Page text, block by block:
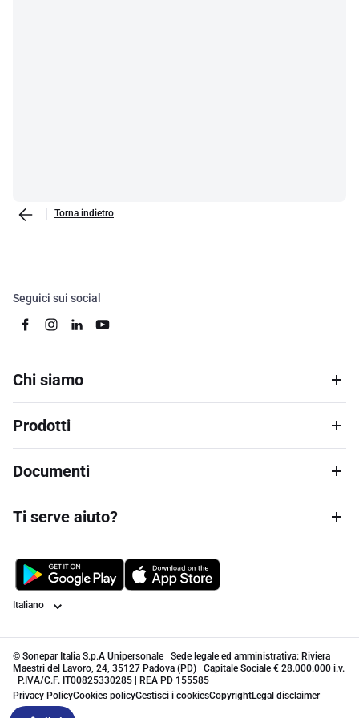
Torna indietro
Seguici sui social
Chi siamo
Prodotti
Documenti
Ti serve aiuto?
Lingua
© Sonepar Italia S.p.A Unipersonale | Sede legale ed amministrativa: Riviera
Maestri del Lavoro, 24, 35127 Padova (PD) | Capitale Sociale € 28.000.000 i.v.
| P.IVA/C.F. IT00825330285 | REA PD 155585
Privacy PolicyCookies policyGestisci i cookiesCopyrightLegal disclaimer